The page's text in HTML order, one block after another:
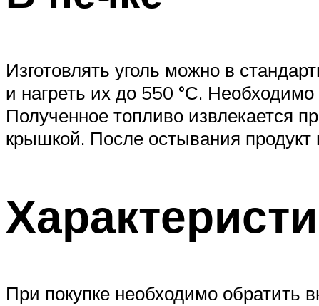
Изготовлять уголь можно в
и нагреть их до 550 °С.
Полученное топливо извлекается
крышкой. После остывания
При покупке необходимо обратить